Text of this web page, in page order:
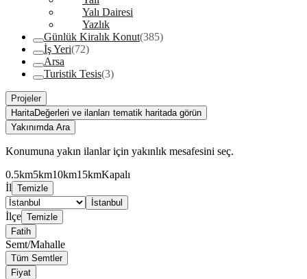
Yalı Dairesi
Yazlık
Günlük Kiralık Konut(385)
İş Yeri(72)
Arsa
Turistik Tesis(3)
Projeler
HaritaDeğerleri ve ilanları tematik haritada görün
Yakınımda Ara
Konumuna yakın ilanlar için yakınlık mesafesini seç.
0.5km5km10km15kmKapalı
İl Temizle
İstanbul
İlçe Temizle
Fatih
Semt/Mahalle
Tüm Semtler
Fiyat